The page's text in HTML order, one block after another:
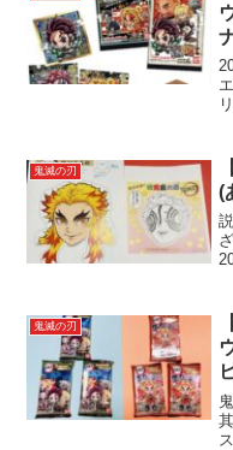
鬼滅の刃
(
鬼滅の刃